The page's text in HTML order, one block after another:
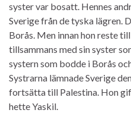
syster var bosatt. Hennes
Sverige från de tyska lägren.
Borås. Men innan hon reste
tillsammans med sin syster
systern som bodde i Borås
Systrarna lämnade Sverige
fortsätta till Palestina. Hon
hette Yaskil.